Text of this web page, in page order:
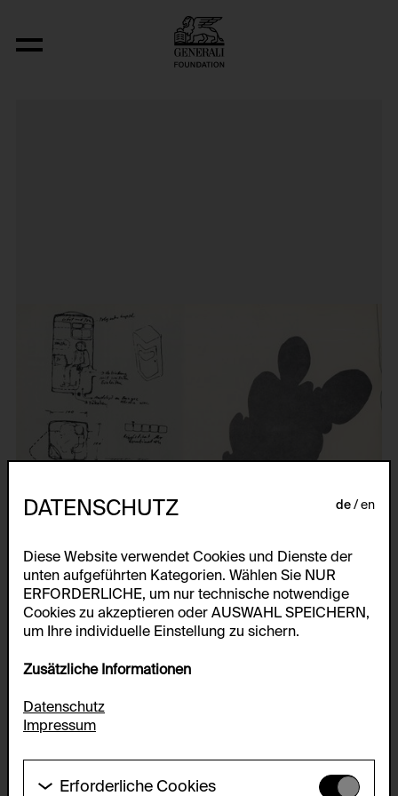
Minimalumwelt, 1965
DATENSCHUTZ de en
Diese Website verwendet Cookies und Dienste der
unten aufgeführten Kategorien. Wählen Sie NUR
ERFORDERLICHE, um nur technische notwendige
Cookies zu akzeptieren oder AUSWAHL SPEICHERN,
um Ihre individuelle Einstellung zu sichern.
Zusätzliche Informationen
Datenschutz
Impressum
Erforderliche Cookies